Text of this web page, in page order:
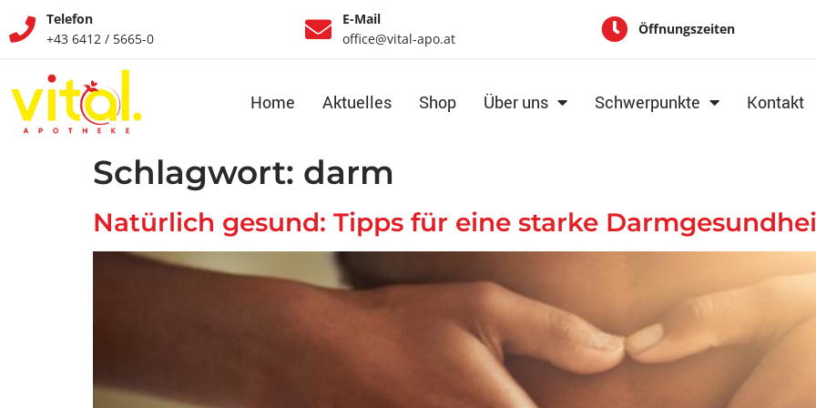
Telefon
+43 6412 / 5665-0
E-Mail
office@vital-apo.at
Öffnungszeiten
Home Aktuelles Shop Über uns Schwerpunkte Kontakt
Schlagwort: darm
Natürlich gesund: Tipps für eine starke